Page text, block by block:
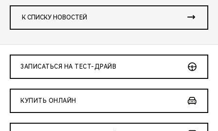
К СПИСКУ НОВОСТЕЙ
ЗАПИСАТЬСЯ НА ТЕСТ-ДРАЙВ
КУПИТЬ ОНЛАЙН